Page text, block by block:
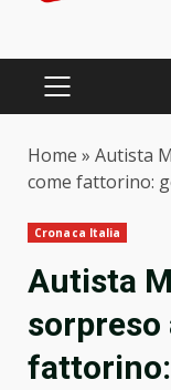
PRIMARY
Home » Autista
come fattorino:
Cronaca Italia
Autista
sorpreso